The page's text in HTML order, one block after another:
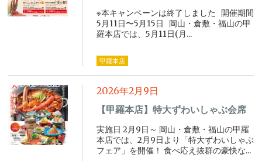
※本キャンペーンは終了しました 開催期間
5月11日〜5月15日 岡山・倉敷・福山の甲
羅本店では、5月11日(月...
甲羅本店
2026年2月9日
【甲羅本店】特大ずわいしゃぶ会席
実施日 2月9日～ 岡山・倉敷・福山の甲羅
本店では、2月9日より「特大ずわいしゃぶ
フェア」を開催！ 食べ応え抜群の豪快な...